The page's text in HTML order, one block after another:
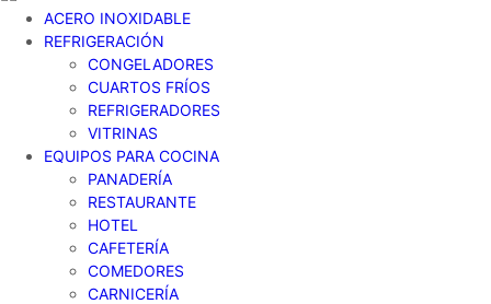
ACERO INOXIDABLE
REFRIGERACIÓN
CONGELADORES
CUARTOS FRÍOS
REFRIGERADORES
VITRINAS
EQUIPOS PARA COCINA
PANADERÍA
RESTAURANTE
HOTEL
CAFETERÍA
COMEDORES
CARNICERÍA